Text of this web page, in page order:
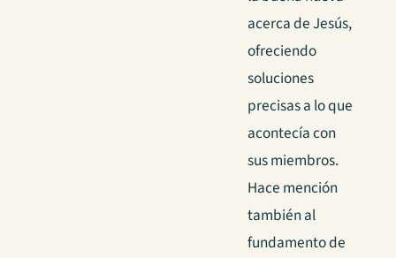
acerca de Jesús,
ofreciendo
soluciones
precisas a lo que
acontecía con
sus miembros.
Hace mención
también al
fundamento de